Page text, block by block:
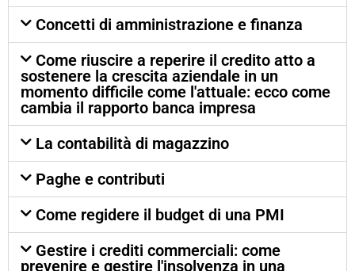
Concetti di amministrazione e finanza
Come riuscire a reperire il credito atto a
sostenere la crescita aziendale in un
momento difficile come l'attuale: ecco come
cambia il rapporto banca impresa
La contabilità di magazzino
Paghe e contributi
Come regidere il budget di una PMI
Gestire i crediti commerciali: come
prevenire e gestire l'insolvenza in una